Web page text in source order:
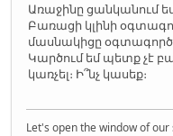
Առաջինը ցանկանում
Բառացի կլինի
մասնակիցը
Կարծում եմ պետք չէ
կառչել։ Ի՞նչ կասեք։
Let's open the window of